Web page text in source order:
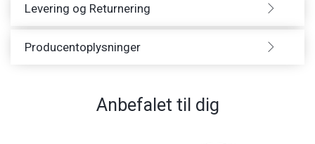
Levering og Returnering
Producentoplysninger
Anbefalet til dig